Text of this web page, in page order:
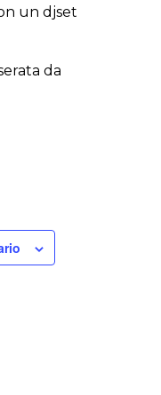
un djset
da